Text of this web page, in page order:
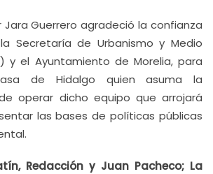
Jara Guerrero agradeció la confianza
Secretaría de Urbanismo y Medio
y el Ayuntamiento de Morelia, para
de Hidalgo quien asuma la
operar dicho equipo que arrojará
las bases de políticas públicas
Redacción y Juan Pacheco; La